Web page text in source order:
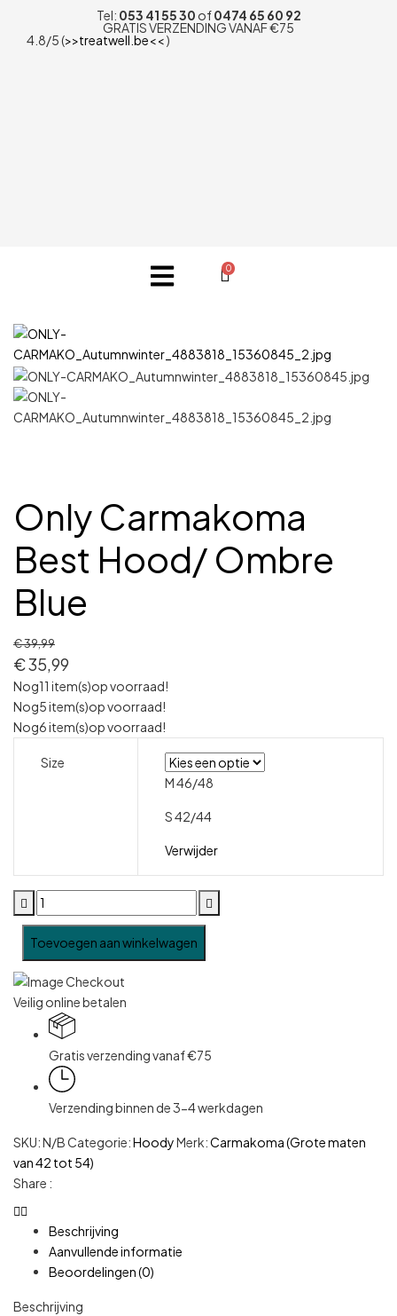
Tel: 053 41 55 30 of0474 65 60 92
GRATIS VERZENDING VANAF €75
4.8/5 (>>treatwell.be<<)
0
Only Carmakoma
Best Hood/ Ombre
Blue
€39,99
€35,99
Nog11 item(s)op voorraad!
Nog5 item(s)op voorraad!
Nog6 item(s)op voorraad!
Size
M 46/48
S 42/44
Verwijder
Toevoegen aan winkelwagen
Veilig online betalen
Gratis verzending vanaf €75
Verzending binnen de 3-4 werkdagen
SKU:N/BCategorie:HoodyMerk:Carmakoma (Grote maten
van 42 tot 54)
Share :
Beschrijving
Aanvullende informatie
Beoordelingen (0)
Beschrijving